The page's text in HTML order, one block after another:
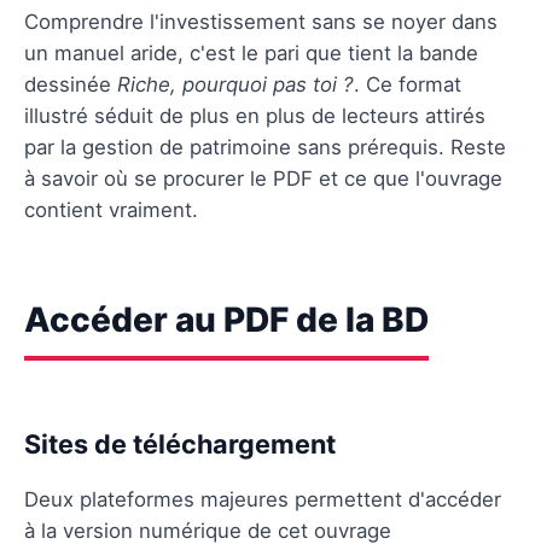
Contenu et thèmes abordés
Pourquoi lire cette BD ?
Impact sur l'éducation financière
Comment tirer le meilleur parti de la BD
Questions fréquentes
Comprendre l'investissement sans se noyer dans
un manuel aride, c'est le pari que tient la bande
dessinée Riche, pourquoi pas toi ?. Ce format
illustré séduit de plus en plus de lecteurs attirés
par la gestion de patrimoine sans prérequis. Reste
à savoir où se procurer le PDF et ce que l'ouvrage
contient vraiment.
Accéder au PDF de la BD
Sites de téléchargement
Deux plateformes majeures permettent d'accéder
à la version numérique de cet ouvrage